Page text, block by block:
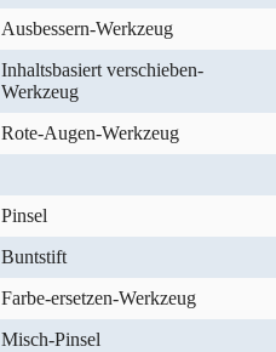
Ausbessern-Werkzeug
Inhaltsbasiert verschieben-
Werkzeug
Rote-Augen-Werkzeug
Pinsel
Buntstift
Farbe-ersetzen-Werkzeug
Misch-Pinsel